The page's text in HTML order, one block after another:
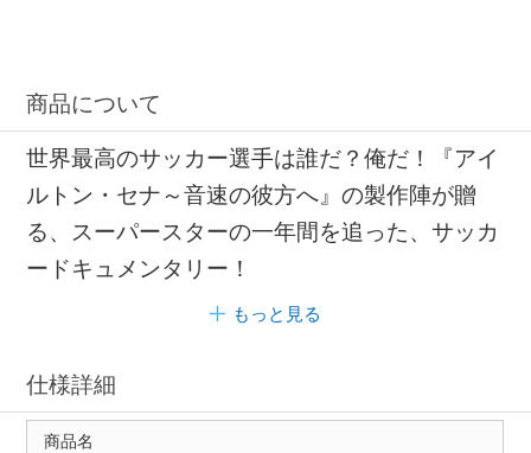
商品について
世界最高のサッカー選手は誰だ？俺だ！『アイ
ルトン・セナ～音速の彼方へ』の製作陣が贈
る、スーパースターの一年間を追った、サッカ
ードキュメンタリー！
もっと見る
仕様詳細
商品名